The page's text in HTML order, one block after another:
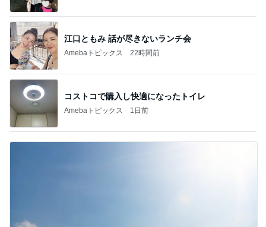
江口ともみ 話が尽きないランチ会
Amebaトピックス 22時間前
コストコで購入し快適になったトイレ
Amebaトピックス 1日前